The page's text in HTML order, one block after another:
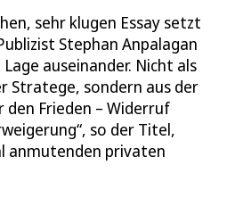
sehr klugen Essay setzt
Stephan Anpalagan
auseinander. Nicht als
Stratege, sondern aus der
den Frieden – Widerruf
so der Titel,
anmutenden privaten